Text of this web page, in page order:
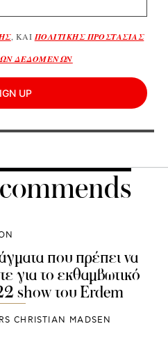
, ΚΑΙ ΠΟΛΙΤΙΚΗΣ ΠΡΟΣΤΑΣΙΑΣ
ΔΕΔΟΜΕΝΩΝ
UP
που πρέπει να
για το εκθαμβωτικό
show του Erdem
CHRISTIAN MADSEN